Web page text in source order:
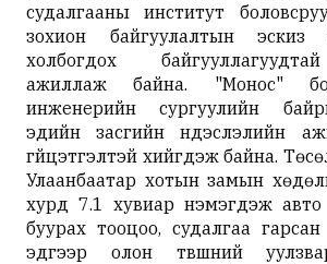
судалгааны институт
зохион байгуулалтын эскиз
холбогдох
ажиллаж байна. "Монос"
инженерийн сургуулийн
эдийн засгийн үндэслэлийн
гүйцэтгэлтэй хийгдэж байна.
Улаанбаатар хотын замын
хурд 7.1 хувиар нэмэгдэж авто
буурах тооцоо, судалгаа гарсан
эдгээр олон түвшний